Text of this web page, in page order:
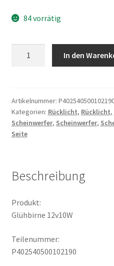
84 vorrätig
In den
Artikelnummer:
Kategorien: Rücklicht, Rücklicht,
Scheinwerfer, Scheinwerfer,
Seite
Beschreibung
Produkt:
Glühbirne 12v10W
Teilenummer:
P402540500102190